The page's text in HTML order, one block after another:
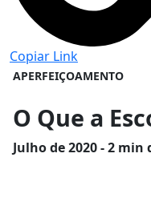
Copiar Link
APERFEIÇOAMENTO
O Que a
Julhode 2020 - 2